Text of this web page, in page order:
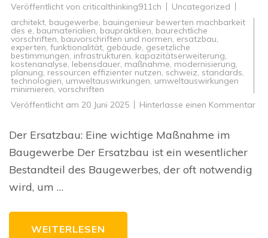
Veröffentlicht von criticalthinking911ch
Uncategorized
architekt baugewerbe bauingenieur bewerten machbarkeit
des e baumaterialien baupraktiken baurechtliche
vorschriften bauvorschriften und normen ersatzbau
experten funktionalität gebäude gesetzliche
bestimmungen infrastrukturen kapazitätserweiterung
kostenanalyse lebensdauer maßnahme modernisierung
planung ressourcen effizienter nutzen schweiz standards
technologien umweltauswirkungen umweltauswirkungen
minimieren vorschriften
Veröffentlicht am 20 Juni 2025 Hinterlasse einen Kommentarzu
Der Ersatzbau: Eine wichtige Maßnahme im
Baugewerbe Der Ersatzbau ist ein wesentlicher
Bestandteil des Baugewerbes, der oft notwendig
wird, um …
WEITERLESEN